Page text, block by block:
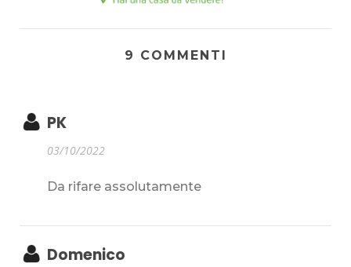
9 COMMENTI
PK
03/10/2022
Da rifare assolutamente
Domenico